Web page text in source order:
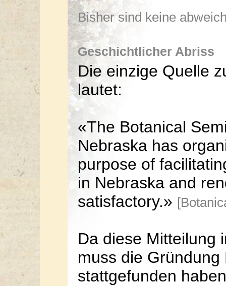
Bisher sind keine
Geschichtlicher Abriss
Die einzige Quelle
lautet:
«The Botanical
Nebraska has
purpose of
in Nebraska and
satisfactory.»
Da diese Mitteilung
muss die
stattgefunden